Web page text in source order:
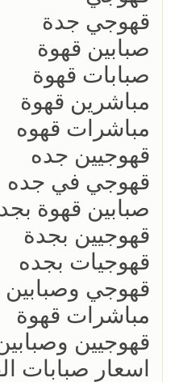
قهوجي جدة
صبابين قهوة
صبابات قهوة
مباشرين قهوة
مباشرات قهوه
قهوجيين جده
قهوجي في جده
صبابين قهوة
قهوجيين بجدة
قهوجيات بجده
قهوجي وصبابين
مباشرات قهوة
قهوجيين
اسعار صبابات